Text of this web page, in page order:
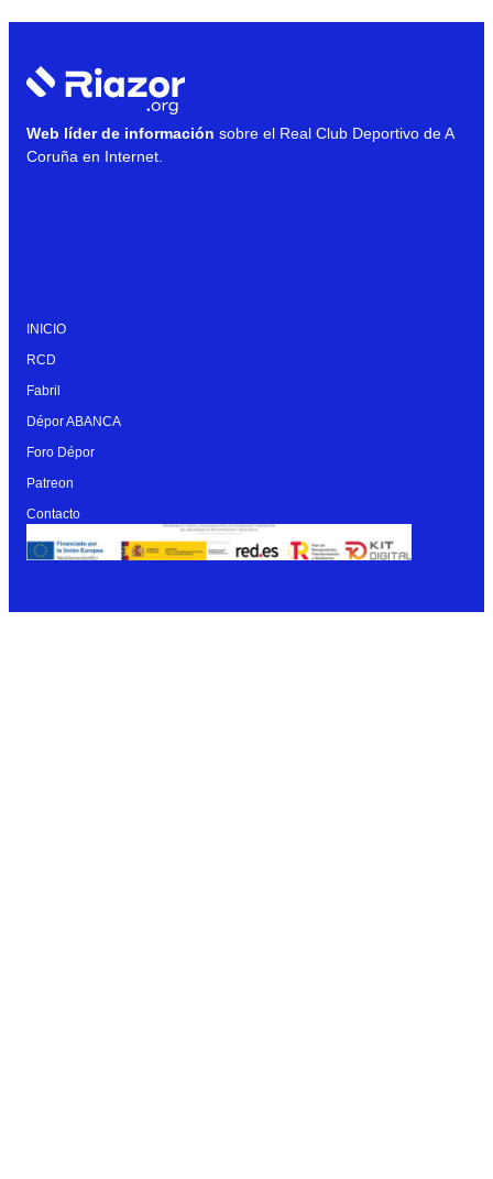
Web líder de información sobre el Real Club Deportivo de A
Coruña en Internet.
INICIO
RCD
Fabril
Dépor ABANCA
Foro Dépor
Patreon
Contacto